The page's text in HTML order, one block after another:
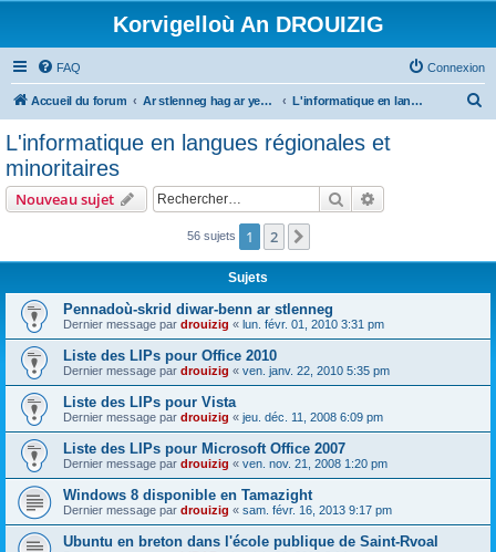
Korvigelloù An DROUIZIG
FAQ Connexion
Accueil du forum Ar stlenneg hag ar yezhoù bihan er bed a-bezh L'informatique en langues régionales et minoritaires
c
r
L'informatique en langues régionales et
minoritaires
Nouveau sujet Rechercher
56 sujets 1 2
Sujets
Pennadoù-skrid diwar-benn ar stlenneg
Dernier message par drouizig « lun. févr. 01, 2010 3:31 pm
Liste des LIPs pour Office 2010
Dernier message par drouizig « ven. janv. 22, 2010 5:35 pm
Liste des LIPs pour Vista
Dernier message par drouizig « jeu. déc. 11, 2008 6:09 pm
Liste des LIPs pour Microsoft Office 2007
Dernier message par drouizig « ven. nov. 21, 2008 1:20 pm
Windows 8 disponible en Tamazight
Dernier message par drouizig « sam. févr. 16, 2013 9:17 pm
Ubuntu en breton dans l'école publique de Saint-Rvoal